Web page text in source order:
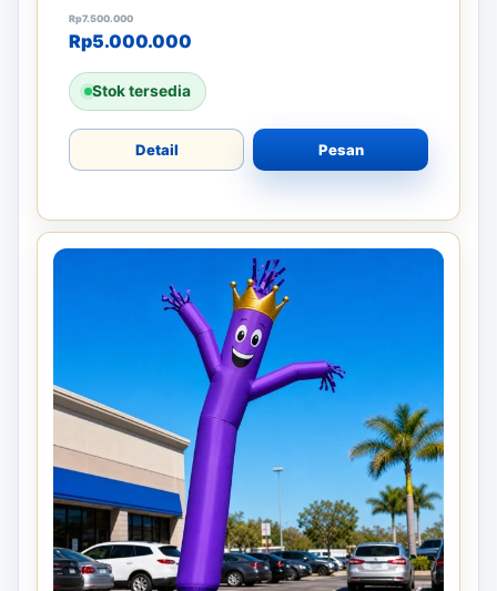
Rp7.500.000
Harga aslinya adalah: Rp7.500.000.
Rp5.000.000
Harga saat ini adalah: Rp5.000.000.
Stok tersedia
Detail Pesan